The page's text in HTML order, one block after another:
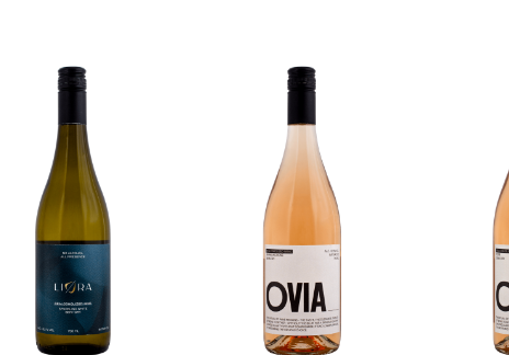
Jasová
Polosuché
Mužia